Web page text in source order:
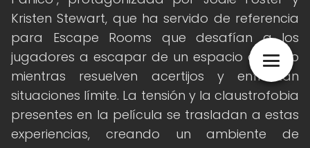
Kristen Stewart, que ha servido de referencia
para Escape Rooms que desafían a los
jugadores a escapar de un espacio cerrado
mientras resuelven acertijos y enfrentan
situaciones límite. La tensión y la claustrofobia
presentes en la película se trasladan a estas
experiencias, creando un ambiente de